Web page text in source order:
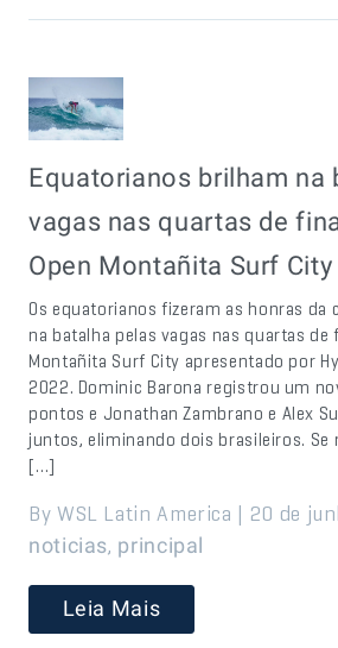
Equatorianos brilham na
vagas nas quartas de
Open Montañita Surf City
Os equatorianos fizeram as honras da
na batalha pelas vagas nas quartas de
Montañita Surf City apresentado por
2022. Dominic Barona registrou um
pontos e Jonathan Zambrano e Alex
juntos, eliminando dois brasileiros.
[…]
By WSL Latin America | 20 de
noticias, principal
Leia Mais